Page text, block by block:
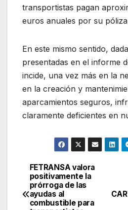
transportistas pagan
euros anuales por su
En este mismo sentido,
presentadas en el informe
incide, una vez más en la
en la creación y
aparcamientos seguros,
claramente deficientes en
Navegación
de
FETRANSA valora
positivamente la
prórroga de las
ayudas al
combustible para